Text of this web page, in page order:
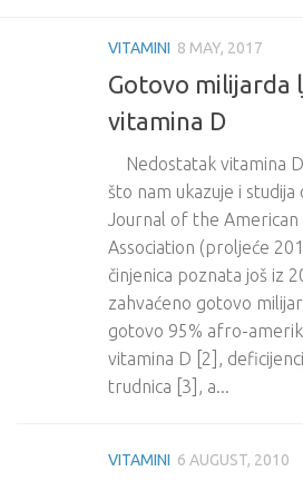
VITAMINI 8 MAY, 2017
Gotovo milijarda
vitamina D
Nedostatak vitamina
što nam ukazuje i studija
Journal of the
Association (proljeće
činjenica poznata još iz
zahvaćeno gotovo
gotovo 95% afro-
vitamina D [2],
trudnica [3], a...
VITAMINI 6 AUGUST, 2010